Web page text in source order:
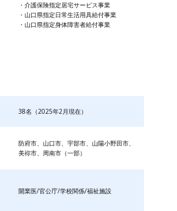
・​介護保険指定居宅サービス事業
・山口県指定日常生活用具給付事業
・山口県指定身体障害者給付事業
38名（2025年2月現在）
防府市、山口市、宇部市、山陽小野田市、
美祢市、周南市（一部）
開業医/官公庁/学校関係/福祉施設